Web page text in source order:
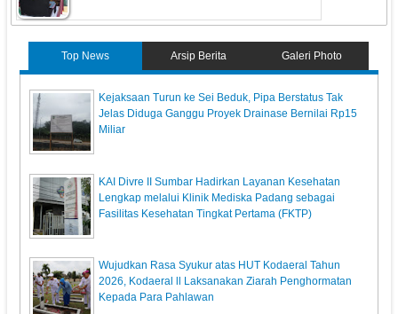
Top News Arsip Berita Galeri Photo
Kejaksaan Turun ke Sei Beduk, Pipa Berstatus Tak
Jelas Diduga Ganggu Proyek Drainase Bernilai Rp15
Miliar
KAI Divre II Sumbar Hadirkan Layanan Kesehatan
Lengkap melalui Klinik Mediska Padang sebagai
Fasilitas Kesehatan Tingkat Pertama (FKTP)
Wujudkan Rasa Syukur atas HUT Kodaeral Tahun
2026, Kodaeral ll Laksanakan Ziarah Penghormatan
Kepada Para Pahlawan